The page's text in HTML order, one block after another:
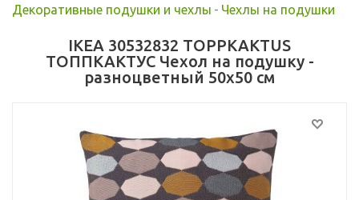
Декоративные подушки и чехлы - Чехлы на подушки
IKEA 30532832 TOPPKAKTUS
ТОППКАКТУС Чехол на подушку -
разноцветный 50x50 см